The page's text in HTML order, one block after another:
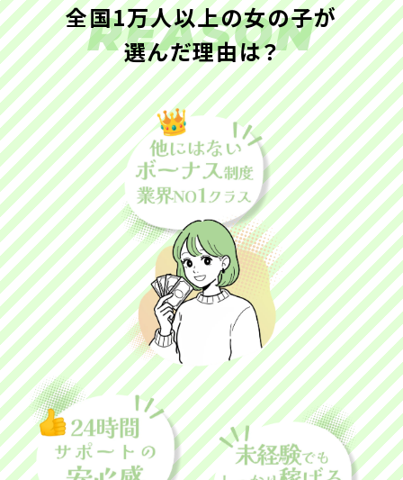
全国1万人以上の女の子が
選んだ理由は？
REASON